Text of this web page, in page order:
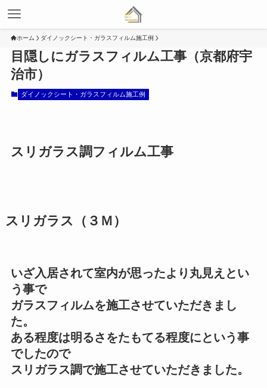
ホーム ダイノックシート・ガラスフィルム施工例
目隠しにガラスフィルム工事（京都府宇
治市）
ダイノックシート・ガラスフィルム施工例
スリガラス調フィルム工事
スリガラス（３Ｍ）
いざ入居されて室内が思ったより丸見えとい
う事で
ガラスフィルムを施工させていただきまし
た。
ある程度は明るさをたもてる程度にという事
でしたので
スリガラス調で施工させていただきました。